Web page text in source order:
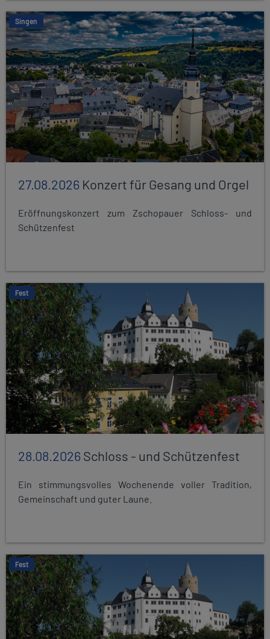
Singen
27.08.2026 Konzert für Gesang und Orgel
Eröffnungskonzert zum Zschopauer Schloss- und
Schützenfest
Fest
28.08.2026Schloss - und Schützenfest
Ein stimmungsvolles Wochenende voller Tradition,
Gemeinschaft und guter Laune.
Fest